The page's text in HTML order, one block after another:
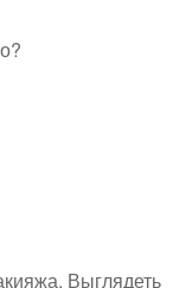
Выглядеть